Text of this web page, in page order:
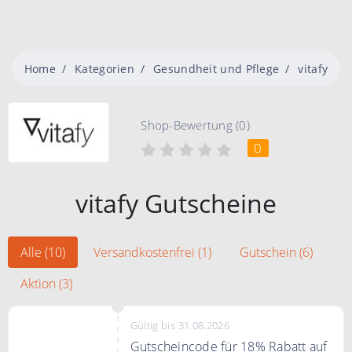
Home Kategorien Gesundheit und Pflege vitafy
Shop-Bewertung (0)
0
vitafy Gutscheine
Alle (10) Versandkostenfrei (1)
Gutschein (6)
Aktion (3)
Gültig bis 31.08.2026
Gutscheincode für 18% Rabatt auf